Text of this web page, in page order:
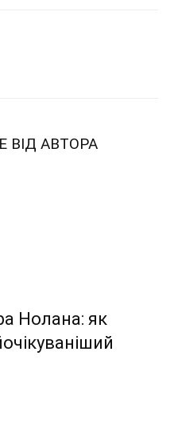
ВІД АВТОРА
Нолана: як